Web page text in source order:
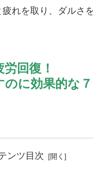
れを取り、ダルさ
労回復！
に効果的な
ンツ目次